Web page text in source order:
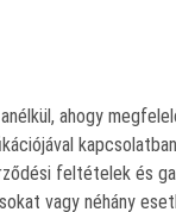
ahogy
feltételek és
vagy néhány